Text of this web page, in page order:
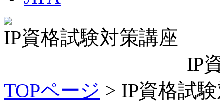
IP資格試験対策講座
IP
TOPページ > IP資格試